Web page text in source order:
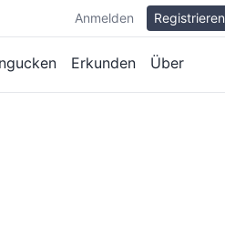
Anmelden Registrieren
Erkunden Über